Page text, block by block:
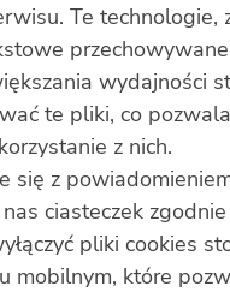
Te technologie,
wydajności
te pliki, co
z nich.
się z
ciasteczek
pliki cookies
mobilnym, które